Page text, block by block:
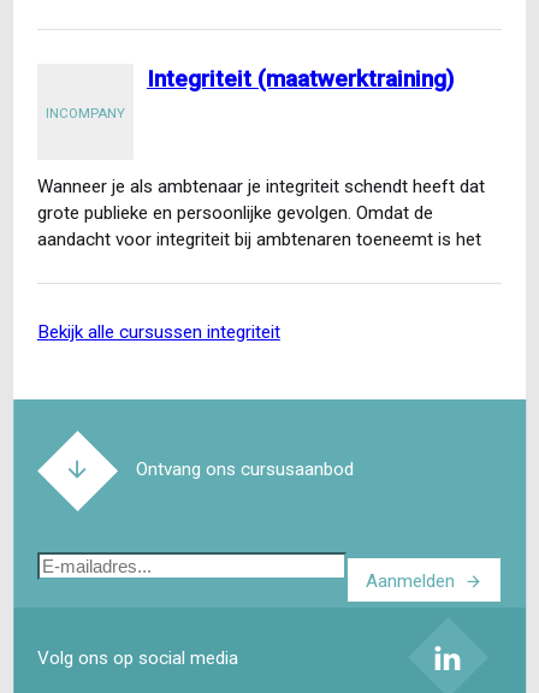
INCOMPANY
Integriteit (maatwerktraining)
Wanneer je als ambtenaar je integriteit schendt heeft dat
grote publieke en persoonlijke gevolgen. Omdat de
aandacht voor integriteit bij ambtenaren toeneemt is het
bekijk alle cursussen integriteit
Ontvang ons cursusaanbod
E-
Aanmelden
Volg ons op social media